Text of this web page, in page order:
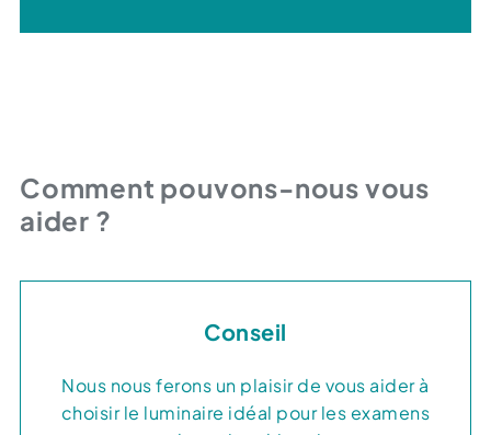
Comment pouvons-nous vous
aider ?
Conseil
Nous nous ferons un plaisir de vous aider à
choisir le luminaire idéal pour les examens